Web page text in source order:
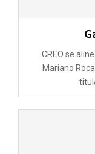
CREO se
Mariano